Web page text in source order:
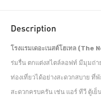
Description
โรงแรมเดอะเนสต์โฮเทล
ร่มรื่น ตกแต่งสไตล์ลอฟท์ มีมุมถ่า
ท่องเที่ยวได้อย่างสะดวกสบาย
สะดวกครบครัน เช่น แอร์ ทีวี ตู้เย็